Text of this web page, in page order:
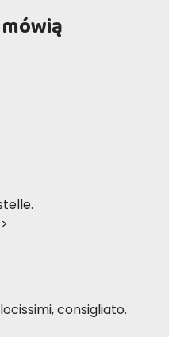
consigliato.